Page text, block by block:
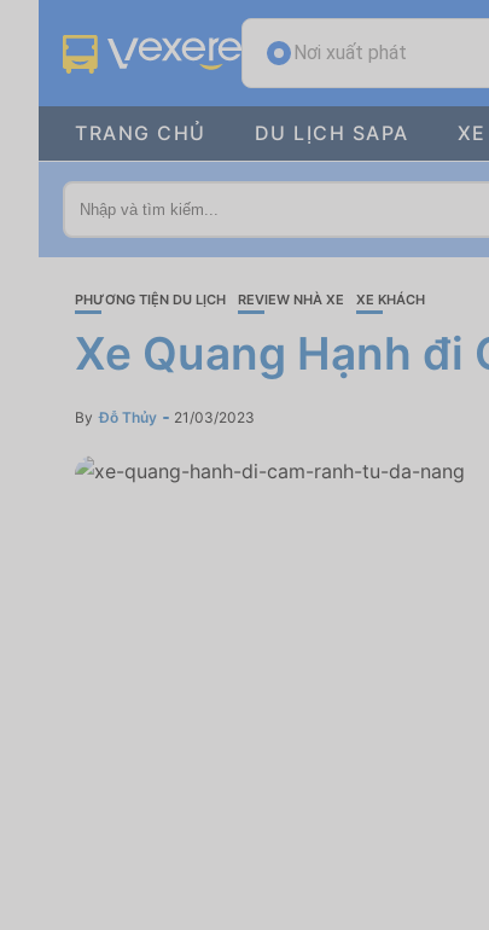
Nơi xuất phát
TRANG CHỦ DU LỊCH SAPA
PHƯƠNG TIỆN DU LỊCH REVIEW NHÀ XE XE KHÁCH
Xe Quang Hạnh đi
By Đỗ Thủy 21/03/2023